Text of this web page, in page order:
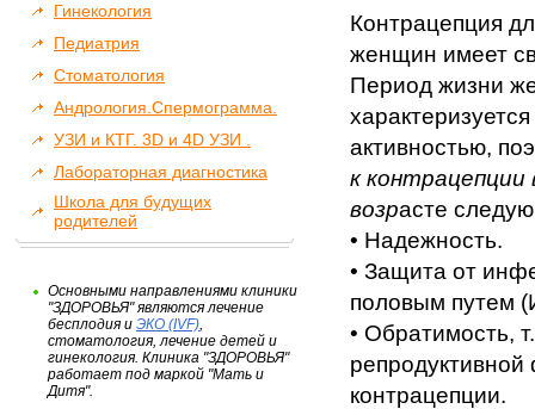
Гинекология
Педиатрия
Стоматология
Андрология.Спермограмма.
УЗИ и КТГ. 3D и 4D УЗИ .
Лабораторная диагностика
Школа для будущих
родителей
Основными направлениями клиники
"ЗДОРОВЬЯ" являются лечение
бесплодия и ЭКО (IVF),
стоматология, лечение детей и
гинекология. Клиника "ЗДОРОВЬЯ"
работает под маркой "Мать и
Дитя".
Контрацепция
женщин имеет
Период жизни
активностью,
к
возрасте
• Надежность.
• Защита от
половым путем
• Обратимость,
контрацепции.